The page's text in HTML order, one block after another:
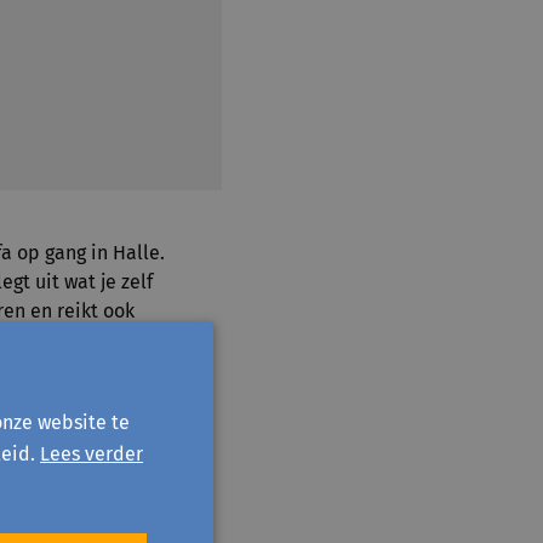
op gang in Halle.
uit wat je zelf
en reikt ook
in
duurzame
website te
Lees verder